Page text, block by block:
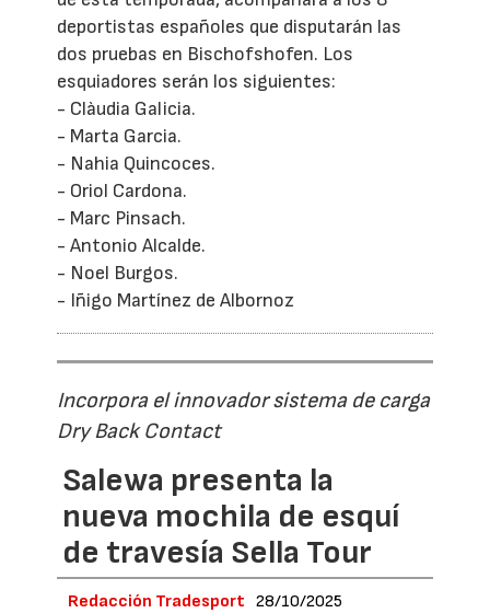
deportistas españoles que disputarán las
dos pruebas en Bischofshofen. Los
esquiadores serán los siguientes:
- Clàudia Galicia.
- Marta Garcia.
- Nahia Quincoces.
- Oriol Cardona.
- Marc Pinsach.
- Antonio Alcalde.
- Noel Burgos.
- Iñigo Martínez de Albornoz
Incorpora el innovador sistema de carga
Dry Back Contact
Salewa presenta la
nueva mochila de esquí
de travesía Sella Tour
Redacción Tradesport 28/10/2025